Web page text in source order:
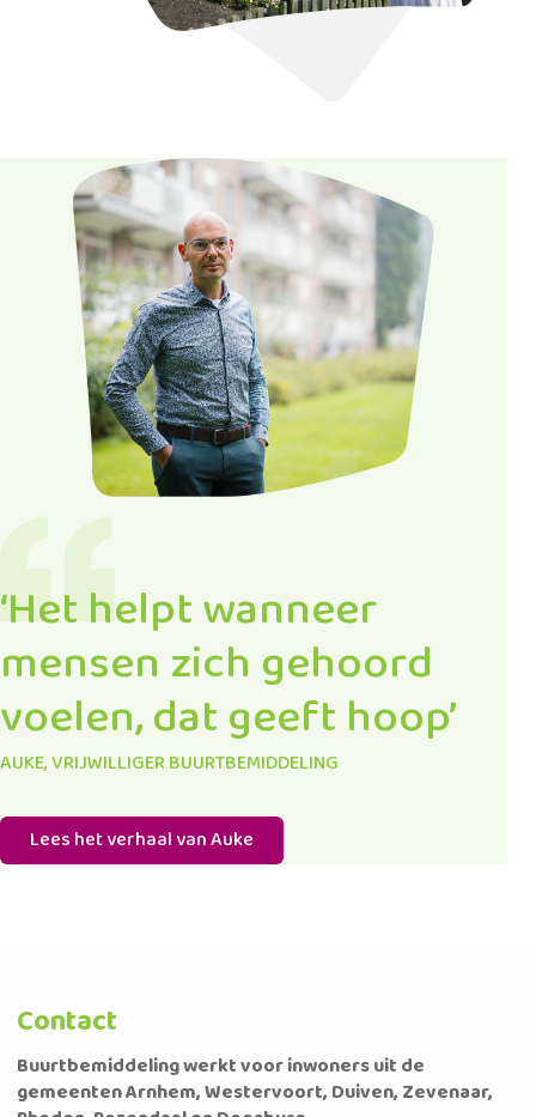
‘Het helpt wanneer
mensen zich gehoord
voelen, dat geeft hoop’
AUKE, VRIJWILLIGER BUURTBEMIDDELING
Lees het verhaal van Auke
Contact
Buurtbemiddeling werkt voor inwoners uit de
gemeenten Arnhem, Westervoort, Duiven, Zevenaar,